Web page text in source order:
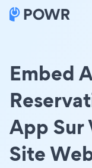
Embed
App Sur
Site